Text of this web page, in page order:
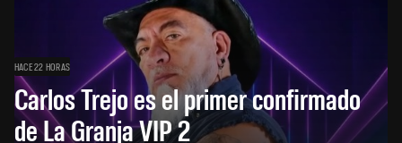
HACE 22 HORAS
Carlos Trejo es el primer confirmado
de La Granja VIP 2